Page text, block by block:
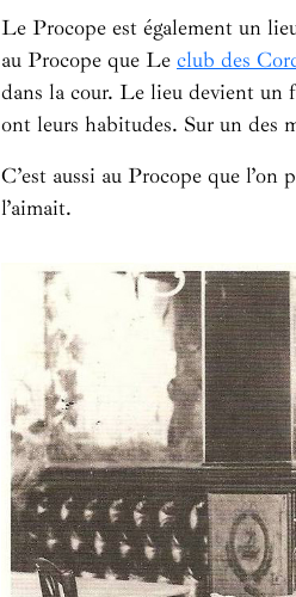
Le Procope est également un
au Procope que Le club des
dans la cour. Le lieu devient un
ont leurs habitudes. Sur un des
C’est aussi au Procope que
l’aimait.